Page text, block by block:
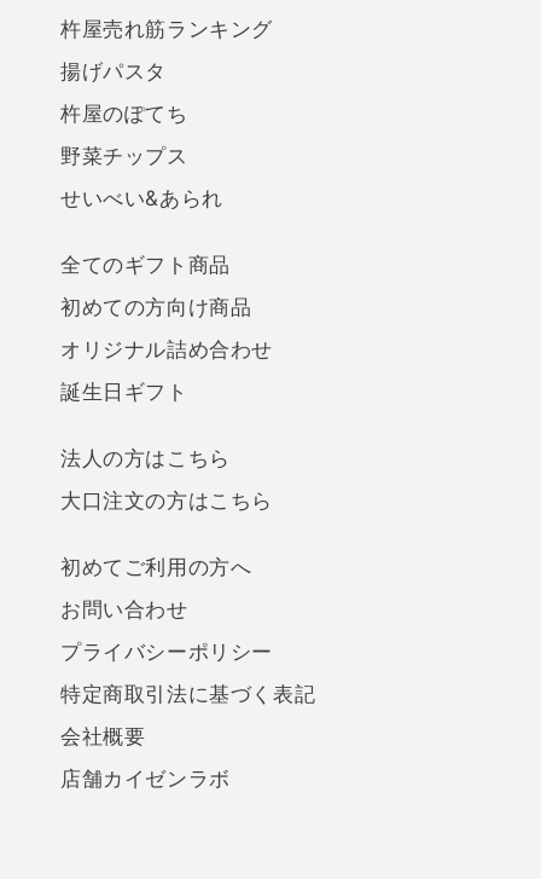
杵屋売れ筋ランキング
揚げパスタ
杵屋のぽてち
野菜チップス
せいべい&あられ
全てのギフト商品
初めての方向け商品
オリジナル詰め合わせ
誕生日ギフト
法人の方はこちら
大口注文の方はこちら
初めてご利用の方へ
お問い合わせ
プライバシーポリシー
特定商取引法に基づく表記
会社概要
店舗カイゼンラボ